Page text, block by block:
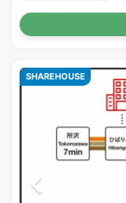
SHAREHOUSE